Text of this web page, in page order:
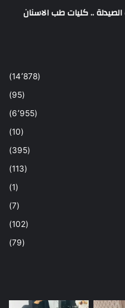
.. كليات طب الاسنان
(14٬878)
(95)
(6٬955)
(10)
(395)
(113)
(1)
(7)
(102)
(79)